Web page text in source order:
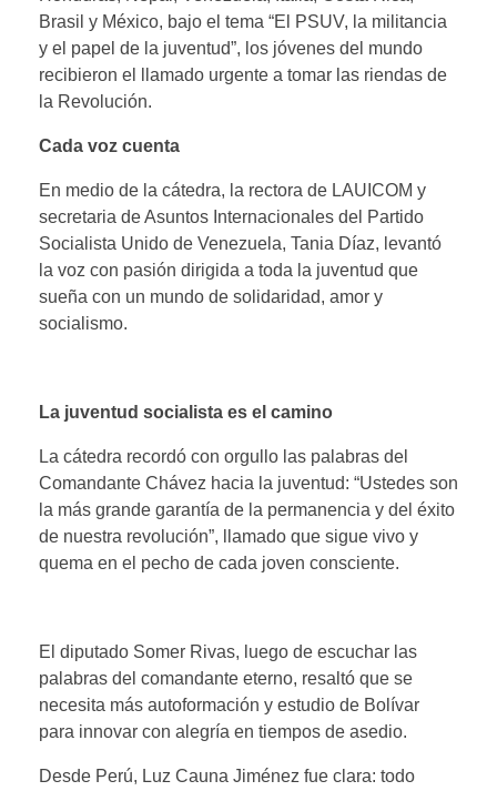
Brasil y México, bajo el tema “El PSUV, la militancia
y el papel de la juventud”, los jóvenes del mundo
recibieron el llamado urgente a tomar las riendas de
la Revolución.
Cada voz cuenta
En medio de la cátedra, la rectora de LAUICOM y
secretaria de Asuntos Internacionales del Partido
Socialista Unido de Venezuela, Tania Díaz, levantó
la voz con pasión dirigida a toda la juventud que
sueña con un mundo de solidaridad, amor y
socialismo.
La juventud socialista es el camino
La cátedra recordó con orgullo las palabras del
Comandante Chávez hacia la juventud: “Ustedes son
la más grande garantía de la permanencia y del éxito
de nuestra revolución”, llamado que sigue vivo y
quema en el pecho de cada joven consciente.
El diputado Somer Rivas, luego de escuchar las
palabras del comandante eterno, resaltó que se
necesita más autoformación y estudio de Bolívar
para innovar con alegría en tiempos de asedio.
Desde Perú, Luz Cauna Jiménez fue clara: todo